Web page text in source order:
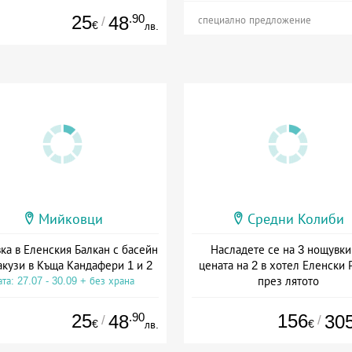
25€ / 48.90
лв. специално предложение
Мийковци
в Еленския Балкан с басейн
в Къща Кандафери 1 и 2
27.07 - 30.09 + без храна
25€ / 48.90
лв.
Средни Колиби
Насладете се на 3
цената на 2 в хотел Еленски
през лятото
156€ /